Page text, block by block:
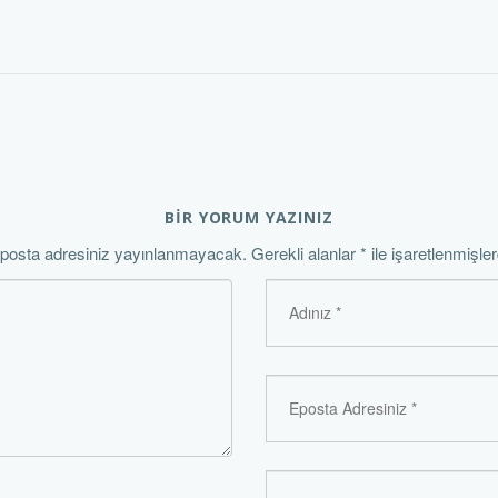
BİR YORUM YAZINIZ
adresiniz yayınlanmayacak. Gerekli alanlar* ile